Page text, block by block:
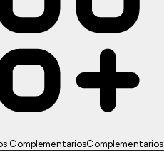
ComplementariosComplementarios